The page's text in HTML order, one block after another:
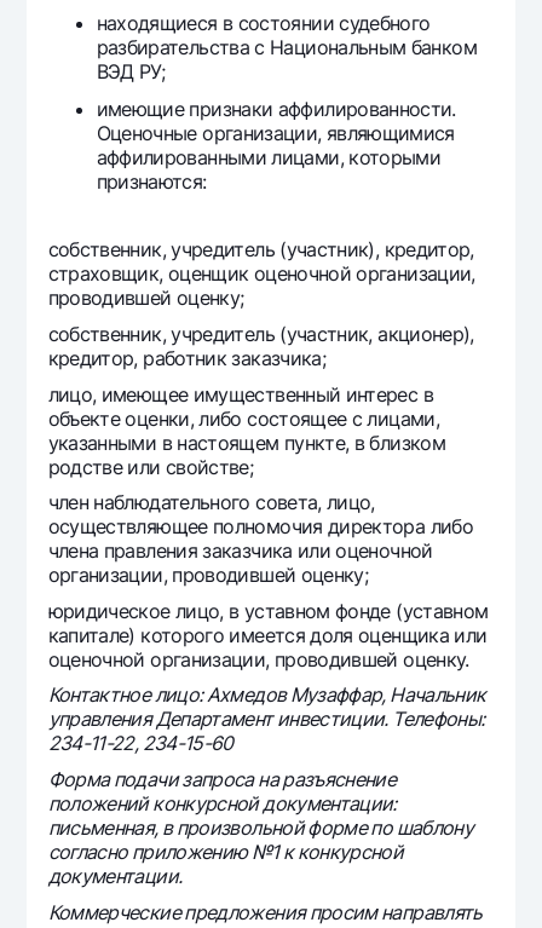
находящиеся в состоянии судебного
разбирательства с Национальным банком
ВЭД РУ;
имеющие признаки аффилированности.
Оценочные организации, являющимися
аффилированными лицами, которыми
признаются:
собственник, учредитель (участник), кредитор,
страховщик, оценщик оценочной организации,
проводившей оценку;
собственник, учредитель (участник, акционер),
кредитор, работник заказчика;
лицо, имеющее имущественный интерес в
объекте оценки, либо состоящее с лицами,
указанными в настоящем пункте, в близком
родстве или свойстве;
член наблюдательного совета, лицо,
осуществляющее полномочия директора либо
члена правления заказчика или оценочной
организации, проводившей оценку;
юридическое лицо, в уставном фонде (уставном
капитале) которого имеется доля оценщика или
оценочной организации, проводившей оценку.
Контактное лицо: Ахмедов Музаффар, Начальник
управления Департамент инвестиции. Телефоны:
234-11-22, 234-15-60
Форма подачи запроса на разъяснение
положений конкурсной документации:
письменная, в произвольной форме по шаблону
согласно приложению №1 к конкурсной
документации.
Коммерческие предложения просим направлять